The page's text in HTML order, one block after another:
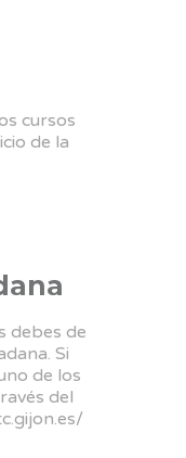
cursos
de la
debes de
Si
de los
del